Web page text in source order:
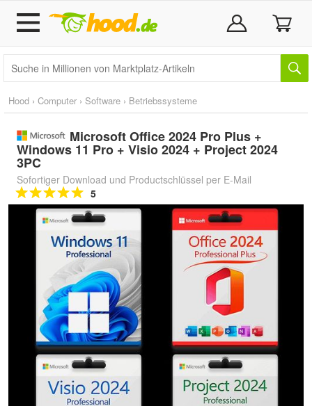
Hood › Computer › Software › Betriebssysteme
Microsoft Office 2024 Pro Plus +
Windows 11 Pro + Visio 2024 + Project 2024
3PC
Sofortiger Download und Productschlüssel per E-Mail
5